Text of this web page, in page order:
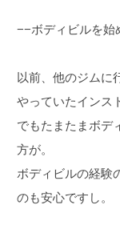
−−ボディビルを始
以前、他のジムに
やっていたインス
でもたまたまボデ
方が。
ボディビルの経験
のも安心ですし。